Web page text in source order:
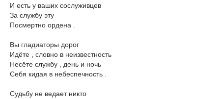
И есть у ваших сослуживцев
За службу эту
Посмертно ордена .
Вы гладиаторы дорог
Идёте , словно в неизвестность
Несёте службу , день и ночь
Себя кидая в небеспечность .
Судьбу не ведает никто